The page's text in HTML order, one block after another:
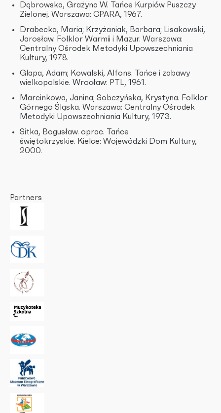
Dąbrowska, Grażyna W. Tańce Kurpiów Puszczy
Zielonej. Warszawa: CPARA, 1967.
Drabecka, Maria; Krzyżaniak, Barbara; Lisakowski,
Jarosław. Folklor Warmii i Mazur. Warszawa:
Centralny Ośrodek Metodyki Upowszechniania
Kultury, 1978.
Glapa, Adam; Kowalski, Alfons. Tańce i zabawy
wielkopolskie. Wrocław: PTL, 1961.
Marcinkowa, Janina; Sobczyńska, Krystyna. Folklor
Górnego Śląska. Warszawa: Centralny Ośrodek
Metodyki Upowszechniania Kultury, 1973.
Sitka, Bogusław. oprac. Tańce
świętokrzyskie. Kielce: Wojewódzki Dom Kultury,
2000.
Partners